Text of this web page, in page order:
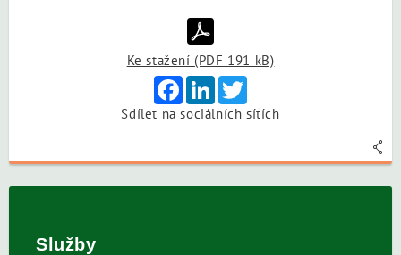
Ke stažení (PDF 191 kB)
Facebook
LinkedIn
Sdílet na sociálních sítích
Služby